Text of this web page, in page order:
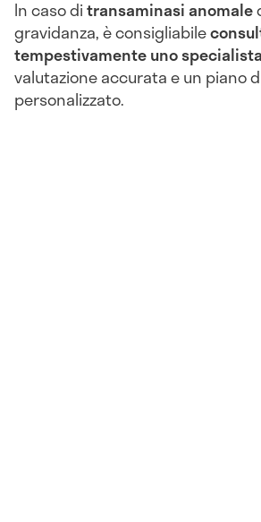
In caso ditransaminasi anomale
gravidanza, è consigliabile
tempestivamente uno specialista
valutazione accurata e un piano
personalizzato.